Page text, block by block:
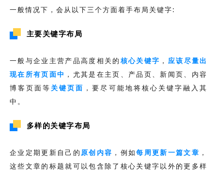
一般情况下，会从以下三个方面着手布局关键字:
主要关键字布局
一般与企业主营产品高度相关的 核心关键字 ， 应该尽量出
现在所有页面中 ，尤其是在主页、产品页、新闻页、内容
博客页面等 关键页面 ，要尽可能地将核心关键字融入其
中。
多样的关键字布局
企业定期更新自己的 原创内容 ，例如每周更新一篇文章 ，
这些文章的标题就可以包含除了核心关键字以外的更多样